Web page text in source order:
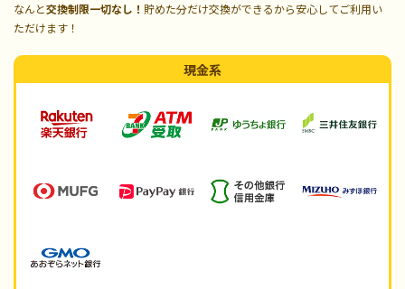
なんと交換制限一切なし！ 貯めた分だけ交換ができるから安心してご利用い
ただけます！
現金系